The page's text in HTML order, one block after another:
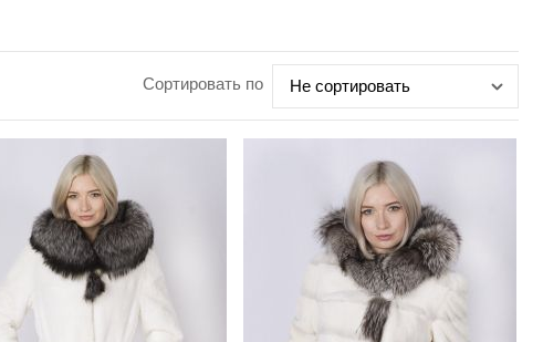
Сортировать по Не сортировать